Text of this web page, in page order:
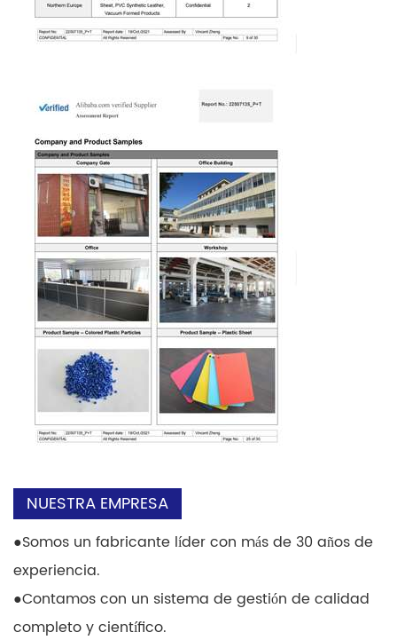
NUESTRA EMPRESA
●Somos un fabricante líder con más de 30 años de
experiencia.
●Contamos con un sistema de gestión de calidad
completo y científico.